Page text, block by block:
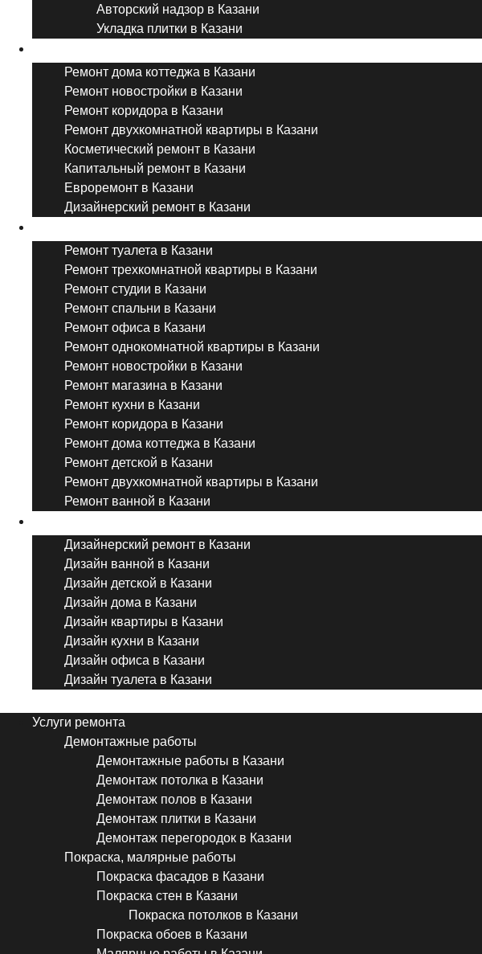
Авторский надзор в Казани
Укладка плитки в Казани
Ремонт дома коттеджа в Казани
Ремонт новостройки в Казани
Ремонт коридора в Казани
Ремонт двухкомнатной квартиры в Казани
Косметический ремонт в Казани
Капитальный ремонт в Казани
Евроремонт в Казани
Дизайнерский ремонт в Казани
Ремонт туалета в Казани
Ремонт трехкомнатной квартиры в Казани
Ремонт студии в Казани
Ремонт спальни в Казани
Ремонт офиса в Казани
Ремонт однокомнатной квартиры в Казани
Ремонт новостройки в Казани
Ремонт магазина в Казани
Ремонт кухни в Казани
Ремонт коридора в Казани
Ремонт дома коттеджа в Казани
Ремонт детской в Казани
Ремонт двухкомнатной квартиры в Казани
Ремонт ванной в Казани
Дизайнерский ремонт в Казани
Дизайн ванной в Казани
Дизайн детской в Казани
Дизайн дома в Казани
Дизайн квартиры в Казани
Дизайн кухни в Казани
Дизайн офиса в Казани
Дизайн туалета в Казани
Услуги ремонта
Демонтажные работы
Демонтажные работы в Казани
Демонтаж потолка в Казани
Демонтаж полов в Казани
Демонтаж плитки в Казани
Демонтаж перегородок в Казани
Покраска, малярные работы
Покраска фасадов в Казани
Покраска стен в Казани
Покраска потолков в Казани
Покраска обоев в Казани